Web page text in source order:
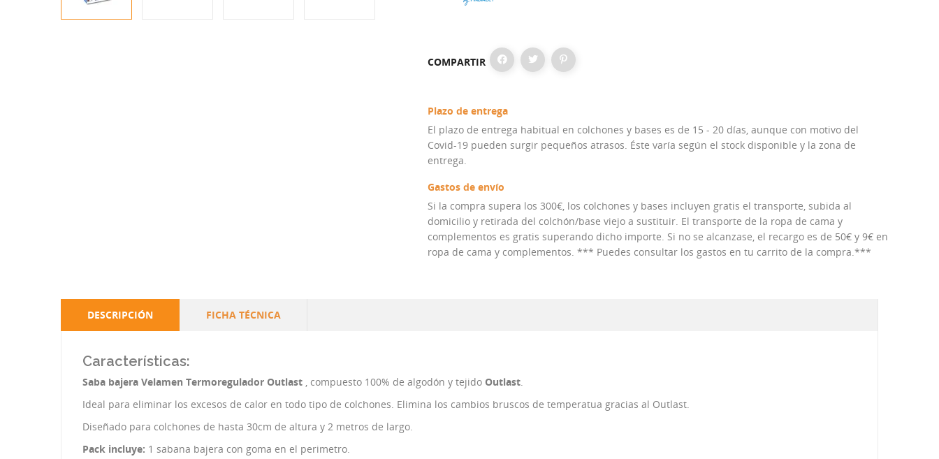
COMPARTIR
Plazo de entrega
El plazo de entrega habitual en colchones y bases es de 15 - 20 días, aunque con motivo del
Covid-19 pueden surgir pequeños atrasos. Éste varía según el stock disponible y la zona de
entrega.
Gastos de envío
Si la compra supera los 300€, los colchones y bases incluyen gratis el transporte, subida al
domicilio y retirada del colchón/base viejo a sustituir. El transporte de la ropa de cama y
complementos es gratis superando dicho importe. Si no se alcanzase, el recargo es de 50€ y 9€ en
ropa de cama y complementos. *** Puedes consultar los gastos en tu carrito de la compra.***
DESCRIPCIÓN FICHA TÉCNICA
Características:
Saba bajera Velamen Termoregulador Outlast , compuesto 100% de algodón y tejido Outlast.
Ideal para eliminar los excesos de calor en todo tipo de colchones. Elimina los cambios bruscos de temperatua gracias al Outlast.
Diseñado para colchones de hasta 30cm de altura y 2 metros de largo.
Pack incluye: 1 sabana bajera con goma en el perimetro.